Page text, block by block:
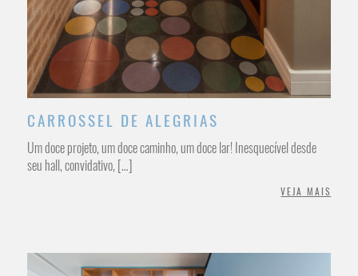
CARROSSEL DE ALEGRIAS
Um doce projeto, um doce caminho, um doce lar! Inesquecível desde
seu hall, convidativo, […]
VEJA MAIS